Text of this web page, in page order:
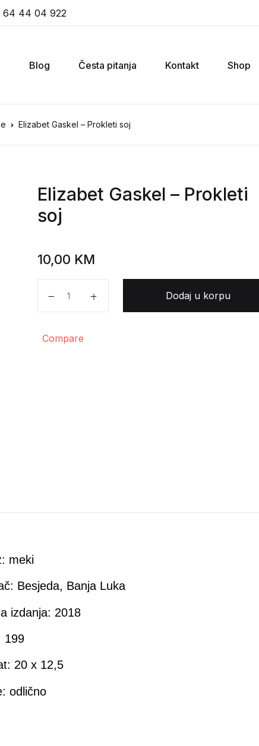
64 44 04 922
Blog Česta pitanja Kontakt Shop
Elizabet Gaskel – Prokleti soj
Elizabet Gaskel – Prokleti
soj
10,00 KM
Dodaj u korpu
Compare
meki
Besjeda, Banja Luka
izdanja: 2018
199
20 x 12,5
odlično